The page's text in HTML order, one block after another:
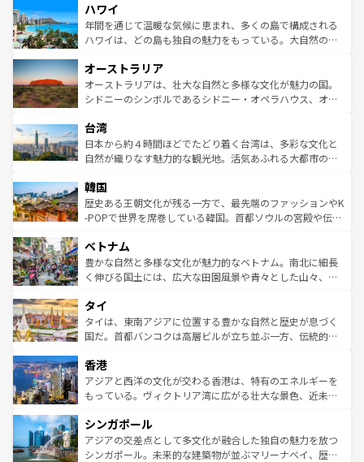
ば市内交通費無料で観光を楽しむこともできる。 なお、新
着のスイス情報はコンテンツ一覧 を参照してほしい。
のような巨大都市は、観光、ショッピング、エンターテイ
ンメントが詰まった刺激的なスポットだ。一方、アメリカ
西部には大自然が広がり、グランドキャニオンやイエロー
部のニューオーリンズでは、音楽と美食が融合した独特の
文化が魅力。旅行者はアメリカの各地域で異なる魅力を楽
しみながら、その多様性と豊かな歴史を感じることができ
ならではの贅沢な旅のスタイルだ。 なお、新着のアメリカ
情報はコンテンツ一覧を参照してほしい。
ハワイ
年間を通じて温暖な気候に恵まれ、多くの島で構成される
ハワイは、どの島も独自の魅力をもっている。大自然の神
ワイ島は見逃せない。また、定番の観光地といえばオアフ
島だが、静かな自然を求めるならマウイ島やカウアイ島が
おすすめ。エメラルドグリーンに輝く海をはじめ、豊かな
れるおもてなしの心で訪れる人々を迎えてくれるハワイの
人々、おいしいローカルフードやハワイアンミュージッ
ク、伝統的なフラダンスなど、すべてがハワイの魅力を彩
ワイを、存分に味わってほしい。 なお、新着のハワイ情報
はコンテンツ一覧を参照してほしい。
オーストラリア
オーストラリアは、壮大な自然と多様な文化が魅力の国。
シドニーのシンボルであるシドニー・オペラハウス、オー
リアリーフや大陸中央部にそびえるウルル（エアーズロッ
ク）、タスマニアの美しい原生林やケアンズの熱帯雨林な
ど、見どころがたくさん。また、カフェやワイン、オージ
いる。アクティビティも充実しており、サーフィンやダイ
ビング、ハイキングなど、アウトドア好きにはたまらな
い。オーストラリアの多彩な魅力を存分に味わいつくそ
参照してほしい。
台湾
日本から約４時間ほどでたどり着く台湾は、多彩な文化と
自然が織りなす魅力的な観光地。活気あふれる大都市の台
ン）、静ひつな山岳地帯である台湾東部など、都市の喧騒
と山間の静けさが共存しており、訪れる人に新しい発見と
驚きをもたらしてくれる。また、奥深い台湾の食文化も魅
容にもいいと評判のスイーツなど、バラエティ豊かな料理
が味わえる。 なお、新着の台湾情報は コンテンツ一覧を参
照してほしい。
韓国
歴史ある王朝文化が残る一方で、最先端のファッションやK
-POPで世界を席巻している韓国。首都ソウルの宮殿や伝統
き、地方に足を延ばせば四季折々の自然美を楽しむことが
できる。そして、キムチや焼肉、絶品のストリートフード
まで、さまざまな韓国料理が待っている。夜には、韓国な
リティに包まれながら、韓国の多彩な魅力を心ゆくまで味
わってみてほしい。 なお、新着の韓国情報はコンテンツ一
覧を参照してほしい。
ベトナム
豊かな自然と多様な文化が魅力的なベトナム。南北に細長
く伸びる国土には、広大な田園風景や青々とした山々、世
急速な発展と共に伝統が息づく。ハノイの古い町並みやホ
ーチミン市のフランス統治時代の建物も、独特の雰囲気を
醸し出している。また、バラエティの豊かさとおいしさで
とつ。フォーやバインミー、ベトナムコーヒーなどは、ぜ
ひ現地で味わいたい。どの地域を訪れてもあたたかい人々
が旅行者を迎えてくれるので、きっと忘れられない旅にな
参照してほしい。
タイ
タイは、東南アジアに位置する豊かな自然と歴史が息づく
国だ。首都バンコクは高層ビルが立ち並ぶ一方、伝統的な
の活気が交差している。北部ではチェンマイなどの山岳地
帯で自然と触れ合い、南部ではプーケットやクラビの美し
いビーチでリゾート気分を楽しむことができる。タイ料理
激する。気候は一年中温暖で、どの季節にも異なる楽しみ
が待っている。親しみやすいタイの人々、仏教を中心とし
た文化、そして多様な観光資源が、訪れる旅人を魅了し続
香港
アジアと西洋の文化が交わる香港は、特有のエネルギーを
もっている。ヴィクトリア湾に広がる壮大な景色、近未来
み、どこを訪れても感動するはず。観光スポットが密集し
ており、効率よく見どころを回れるのも魅力。息をのむよ
うな絶景から文化的な体験まで、香港を存分に楽しみ尽く
シンガポール
アジアの交差点として多文化が融合した独自の魅力を放つ
シンガポール。未来的な建築物が並ぶマリーナベイ、歴史